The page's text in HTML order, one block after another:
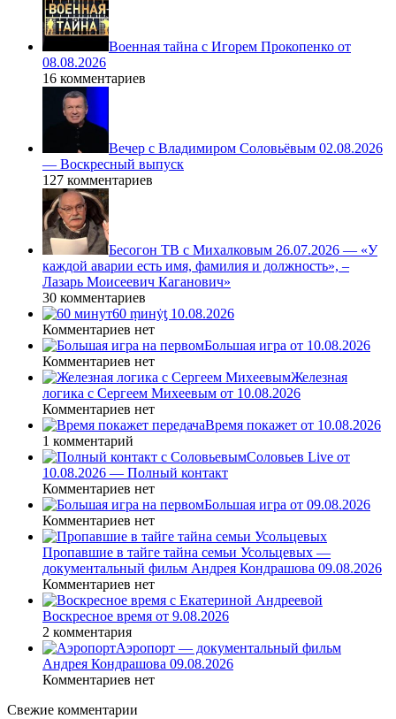
Военная тайна с Игорем Прокопенко от
08.08.2026
16 комментариев
Вечер с Владимиром Соловьёвым 02.08.2026
— Воскресный выпуск
127 комментариев
Бесогон ТВ с Михалковым 26.07.2026 — «У
каждой аварии есть имя, фамилия и должность», –
Лазарь Моисеевич Каганович»
30 комментариев
60 ṃинẏƫ 10.08.2026
Комментариев нет
Большая игра от 10.08.2026
Комментариев нет
Железная
логика с Сергеем Михеевым от 10.08.2026
Комментариев нет
Время покажет от 10.08.2026
1 комментарий
Соловьев Live от
10.08.2026 — Полный контакт
Комментариев нет
Большая игра от 09.08.2026
Комментариев нет
Пропавшие в тайге тайна семьи Усольцевых —
документальный фильм Андрея Кондрашова 09.08.2026
Комментариев нет
Воскресное время от 9.08.2026
2 комментария
Аэропорт — документальный фильм
Андрея Кондрашова 09.08.2026
Комментариев нет
Свежие комментарии